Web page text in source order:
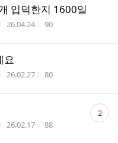
입덕한지 1600일
작성시간
26.04.24 조회수
90
요
작성시간
26.02.27 조회수
80
작성시간
26.02.17 조회수
88
댓
글 2